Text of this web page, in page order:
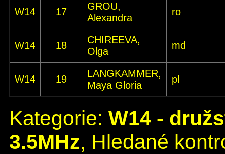
W14 17
GROU,
Alexandra
ro
W14 18
CHIREEVA,
Olga
md
W14 19
LANGKAMMER,
Maya Gloria
pl
Kategorie: W14 -
3.5MHz, Hledané